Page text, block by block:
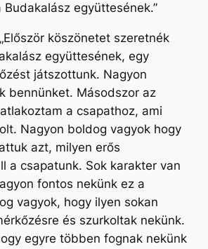
együttesének.”
„Először köszönetet szeretnék
együttesének, egy
játszottunk. Nagyon
bennünket. Másodszor az
a csapathoz, ami
Nagyon boldog vagyok hogy
azt, milyen erős
a csapatunk. Sok karakter van
fontos nekünk ez a
vagyok, hogy ilyen sokan
és szurkoltak nekünk.
egyre többen fognak nekünk